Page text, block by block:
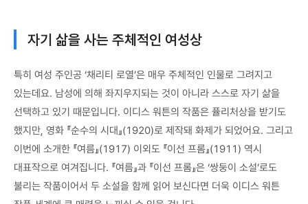
자기 삶을 사는 주체적인 여성상
특히 여성 주인공 ‘채리티 로열’은 매우 주체적인 인물로 그려지고
있는데요. 남성에 의해 좌지우지되는 것이 아니라 스스로 자기 삶을
선택하고 있기 때문입니다. 이디스 워튼의 작품은 퓰리처상을 받기도
했지만, 영화 『순수의 시대』(1920)로 제작돼 화제가 되었어요. 그리고
이번에 소개한 『여름』(1917) 이외도 『이선 프롬』(1911) 역시
대표작으로 여겨집니다. 『여름』과 『이선 프롬』은 ‘쌍둥이 소설’로도
불리는 작품이어서 두 소설을 함께 읽어 보신다면 더욱 이디스 워튼